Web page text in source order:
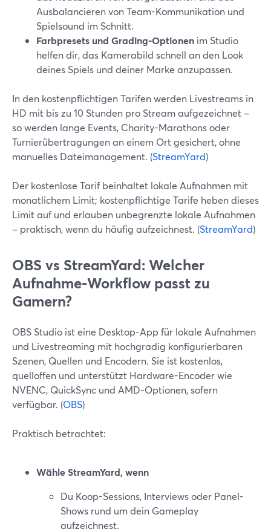
Ausbalancieren von Team-Kommunikation und
Spielsound im Schnitt.
Farbpresets und Grading-Optionen im Studio
helfen dir, das Kamerabild schnell an den Look
deines Spiels und deiner Marke anzupassen.
In den kostenpflichtigen Tarifen werden Livestreams in
HD mit bis zu 10 Stunden pro Stream aufgezeichnet –
so werden lange Events, Charity-Marathons oder
Turnierübertragungen an einem Ort gesichert, ohne
manuelles Dateimanagement. (StreamYard)
Der kostenlose Tarif beinhaltet lokale Aufnahmen mit
monatlichem Limit; kostenpflichtige Tarife heben dieses
Limit auf und erlauben unbegrenzte lokale Aufnahmen
– praktisch, wenn du häufig aufzeichnest. (StreamYard)
OBS vs StreamYard: Welcher
Aufnahme-Workflow passt zu
Gamern?
OBS Studio ist eine Desktop-App für lokale Aufnahmen
und Livestreaming mit hochgradig konfigurierbaren
Szenen, Quellen und Encodern. Sie ist kostenlos,
quelloffen und unterstützt Hardware-Encoder wie
NVENC, QuickSync und AMD-Optionen, sofern
verfügbar. (OBS)
Praktisch betrachtet:
Wähle StreamYard, wenn
Du Koop-Sessions, Interviews oder Panel-
Shows rund um dein Gameplay
aufzeichnest.